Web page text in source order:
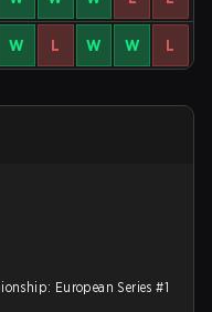
W L W W L
European Series #1